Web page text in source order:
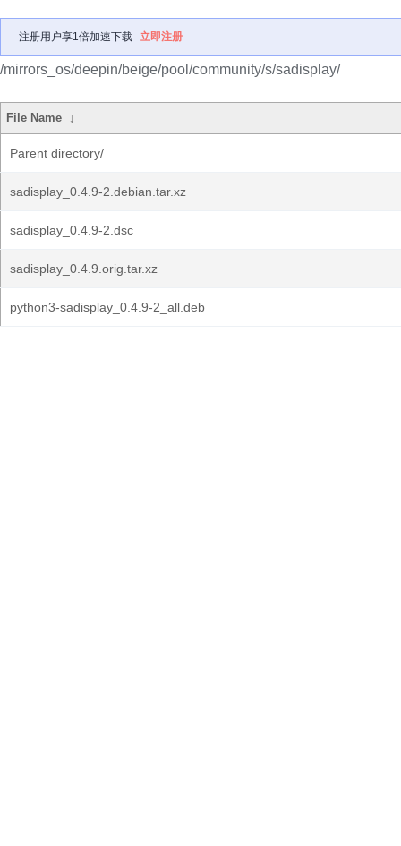
注册用户享1倍加速下载 立即注册
/mirrors_os/deepin/beige/pool/community/s/sadisplay/
File Name ↓
Parent directory/
sadisplay_0.4.9-2.debian.tar.xz
sadisplay_0.4.9-2.dsc
sadisplay_0.4.9.orig.tar.xz
python3-sadisplay_0.4.9-2_all.deb